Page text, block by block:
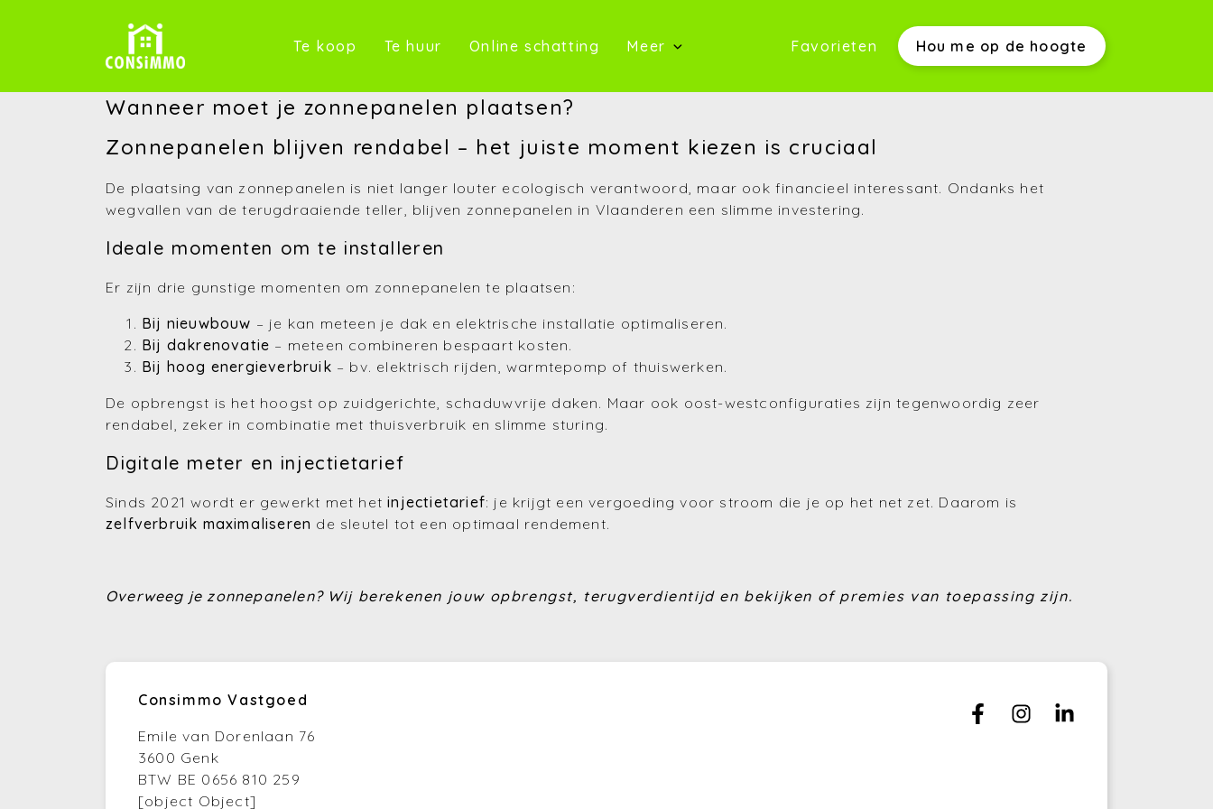
Te koop (Te koop)
Te huur (Te huur)
Online schatting (Online schatting)
Meer
(Onze werkwijze)
(Referenties)
(Advies)
(Energie)
(Bouwen en verbouwen)
Favorieten Hou me op de hoogte
Wanneer moet je zonnepanelen plaatsen?
Zonnepanelen blijven rendabel – het juiste moment kiezen is cruciaal
De plaatsing van zonnepanelen is niet langer louter ecologisch verantwoord, maar ook financieel interessant. Ondanks het
wegvallen van de terugdraaiende teller, blijven zonnepanelen in Vlaanderen een slimme investering.
Ideale momenten om te installeren
Er zijn drie gunstige momenten om zonnepanelen te plaatsen:
Bij nieuwbouw – je kan meteen je dak en elektrische installatie optimaliseren.
Bij dakrenovatie – meteen combineren bespaart kosten.
Bij hoog energieverbruik – bv. elektrisch rijden, warmtepomp of thuiswerken.
De opbrengst is het hoogst op zuidgerichte, schaduwvrije daken. Maar ook oost-westconfiguraties zijn tegenwoordig zeer
rendabel, zeker in combinatie met thuisverbruik en slimme sturing.
Digitale meter en injectietarief
Sinds 2021 wordt er gewerkt met hetinjectietarief: je krijgt een vergoeding voor stroom die je op het net zet. Daarom is
zelfverbruik maximaliseren de sleutel tot een optimaal rendement.
Overweeg je zonnepanelen? Wij berekenen jouw opbrengst, terugverdientijd en bekijken of premies van toepassing zijn.
Consimmo Vastgoed
Emile van Dorenlaan 76
3600 Genk
BTW BE 0656 810 259
[object Object]